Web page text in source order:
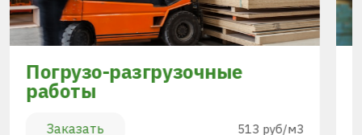
Погрузо-разгрузочные
работы
Заказать 513 руб/м3